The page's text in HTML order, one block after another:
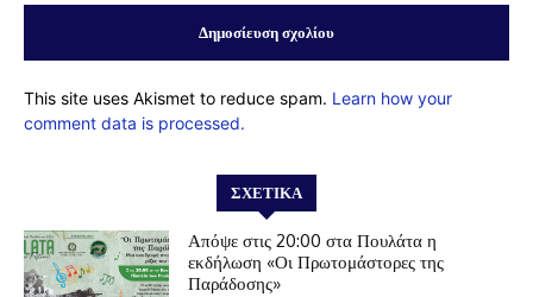
This site uses Akismet to reduce spam. Learn how your
comment data is processed.
ΣΧΕΤΙΚΆ
Απόψε στις 20:00 στα Πουλάτα η
εκδήλωση «Οι Πρωτομάστορες της
Παράδοσης»